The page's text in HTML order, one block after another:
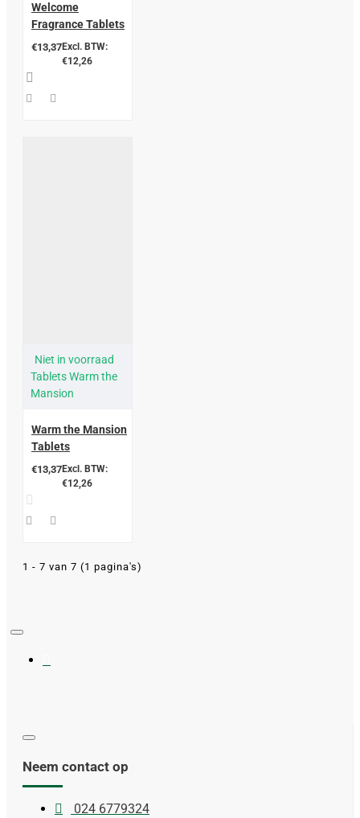
Welcome
Fragrance Tablets
€13,37Excl. BTW:
€12,26
Niet in voorraad
Tablets Warm the
Mansion
Warm the Mansion
Tablets
€13,37Excl. BTW:
€12,26
1 - 7 van 7 (1 pagina's)
Neem contact op
024 6779324